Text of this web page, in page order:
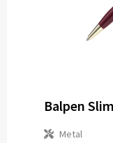
Balpen
Metal